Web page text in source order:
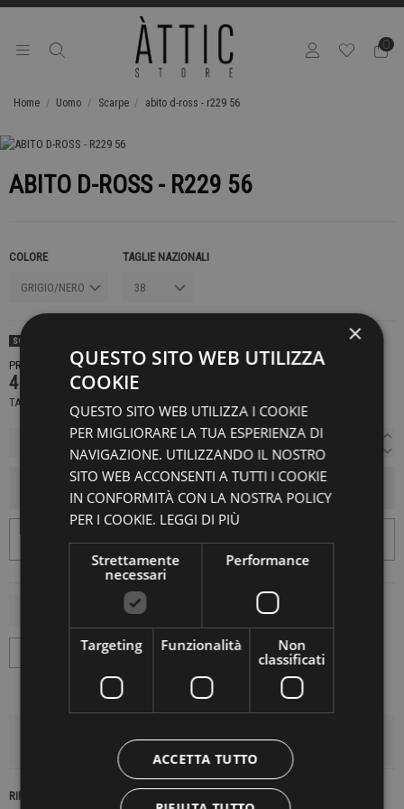
0
Home Uomo Scarpe abito d-ross - r229 56
ABITO D-ROSS - R229 56
COLORE TAGLIE NAZIONALI
SOLD OUT
PRODOTTO NON DISPONIBILE CONTATTACI PER SAPERE DI PIÙ
419,00 €
TASSE INCLUSE
AGGIUNGI AL CARRELLO
DETTAGLI DEL PRODOTTO
RIFERIMENTO
×
QUESTO SITO WEB UTILIZZA
COOKIE
QUESTO SITO WEB UTILIZZA I COOKIE
PER MIGLIORARE LA TUA ESPERIENZA DI
NAVIGAZIONE. UTILIZZANDO IL NOSTRO
SITO WEB ACCONSENTI A TUTTI I COOKIE
IN CONFORMITÀ CON LA NOSTRA POLICY
PER I COOKIE. LEGGI DI PIÙ
Strettamente
necessari
Performance
Targeting Funzionalità
Non
classificati
ACCETTA TUTTO